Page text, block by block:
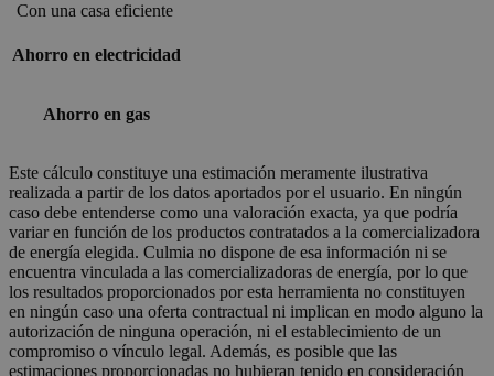
Con una casa eficiente
Ahorro en electricidad
Ahorro en gas
Este cálculo constituye una estimación meramente ilustrativa
realizada a partir de los datos aportados por el usuario. En ningún
caso debe entenderse como una valoración exacta, ya que podría
variar en función de los productos contratados a la comercializadora
de energía elegida. Culmia no dispone de esa información ni se
encuentra vinculada a las comercializadoras de energía, por lo que
los resultados proporcionados por esta herramienta no constituyen
en ningún caso una oferta contractual ni implican en modo alguno la
autorización de ninguna operación, ni el establecimiento de un
compromiso o vínculo legal. Además, es posible que las
estimaciones proporcionadas no hubieran tenido en consideración